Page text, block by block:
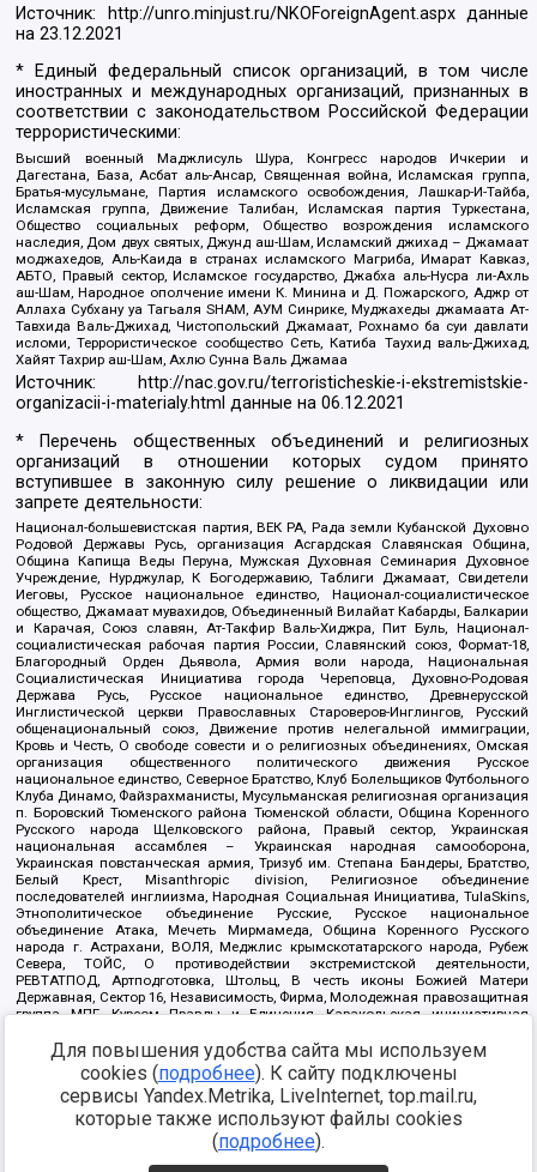
Источник: http://unro.minjust.ru/NKOForeignAgent.aspxданные
на23.12.2021
* Единый федеральный список организаций, в том числе
иностранных и международных организаций, признанных в
соответствии с законодательством Российской Федерации
террористическими:
Высший военный Маджлисуль Шура, Конгресс народов Ичкерии и
Дагестана, База, Асбат аль-Ансар, Священная война, Исламская группа,
Братья-мусульмане, Партия исламского освобождения, Лашкар-И-Тайба,
Исламская группа, Движение Талибан, Исламская партия Туркестана,
Общество социальных реформ, Общество возрождения исламского
наследия, Дом двух святых, Джунд аш-Шам, Исламский джихад – Джамаат
моджахедов, Аль-Каида в странах исламского Магриба, Имарат Кавказ,
АБТО, Правый сектор, Исламское государство, Джабха аль-Нусра ли-Ахль
аш-Шам, Народное ополчение имени К. Минина и Д. Пожарского, Аджр от
Аллаха Субхану уа Тагьаля SHAM, АУМ Синрике, Муджахеды джамаата Ат-
Тавхида Валь-Джихад, Чистопольский Джамаат, Рохнамо ба суи давлати
исломи, Террористическое сообщество Сеть, Катиба Таухид валь-Джихад,
Хайят Тахрир аш-Шам, Ахлю Сунна Валь Джамаа
Источник:
http://nac.gov.ru/terroristicheskie-i-ekstremistskie-
organizacii-i-materialy.html данные на06.12.2021
* Перечень общественных объединений и религиозных
организаций в отношении которых судом принято
вступившее в законную силу решение о ликвидации или
запрете деятельности:
Национал-большевистская партия, ВЕК РА, Рада земли Кубанской Духовно
Родовой Державы Русь, организация Асгардская Славянская Община,
Община Капища Веды Перуна, Мужская Духовная Семинария Духовное
Учреждение, Нурджулар, К Богодержавию, Таблиги Джамаат, Свидетели
Иеговы, Русское национальное единство, Национал-социалистическое
общество, Джамаат мувахидов, Объединенный Вилайат Кабарды, Балкарии
и Карачая, Союз славян, Ат-Такфир Валь-Хиджра, Пит Буль, Национал-
социалистическая рабочая партия России, Славянский союз, Формат-18,
Благородный Орден Дьявола, Армия воли народа, Национальная
Социалистическая Инициатива города Череповца, Духовно-Родовая
Держава Русь, Русское национальное единство, Древнерусской
Инглистической церкви Православных Староверов-Инглингов, Русский
общенациональный союз, Движение против нелегальной иммиграции,
Кровь и Честь, О свободе совести и о религиозных объединениях, Омская
организация общественного политического движения Русское
национальное единство, Северное Братство, Клуб Болельщиков Футбольного
Клуба Динамо, Файзрахманисты, Мусульманская религиозная организация
п. Боровский Тюменского района Тюменской области, Община Коренного
Русского народа Щелковского района, Правый сектор, Украинская
национальная ассамблея – Украинская народная самооборона,
Украинская повстанческая армия, Тризуб им. Степана Бандеры, Братство,
Белый Крест, Misanthropic division, Религиозное объединение
последователей инглиизма, Народная Социальная Инициатива, TulaSkins,
Этнополитическое объединение Русские, Русское национальное
объединение Атака, Мечеть Мирмамеда, Община Коренного Русского
народа г. Астрахани, ВОЛЯ, Меджлис крымскотатарского народа, Рубеж
Севера, ТОЙС, О противодействии экстремистской деятельности,
РЕВТАТПОД, Артподготовка, Штольц, В честь иконы Божией Матери
Державная, Сектор 16, Независимость, Фирма, Молодежная правозащитная
группа МПГ, Курсом Правды и Единения, Каракольская инициативная
Благотворительный пансионат Ак Умут, Русская республика Русь,
Арестантское уголовное единство, Башкорт, Нация и свобода, W.H.С., Фалунь
Дафа, Иртыш Ultras, Русский Патриотический клуб-Новокузнецк/РПК,
Сибирский державный союз, Фонд борьбы с коррупцией, Фонд защиты прав
граждан, Штабы Навального, Совет граждан СССР Прикубанского округа г.
https://minjust.gov.ru/ru/documents/7822/
Для повышения удобства сайта мы используем
cookies (подробнее). К сайту подключены
сервисы Yandex.Metrika, LiveInternet, top.mail.ru,
которые также используют файлы cookies
(подробнее).